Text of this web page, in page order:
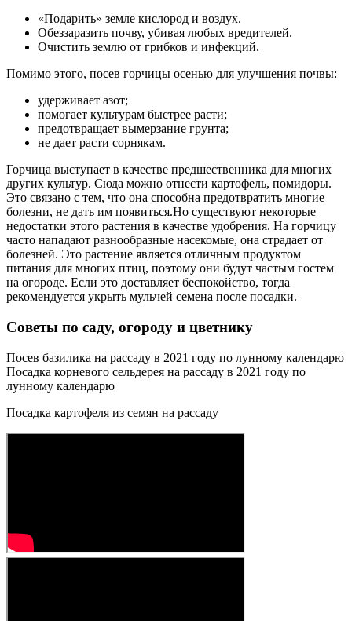
«Подарить» земле кислород и воздух.
Обеззаразить почву, убивая любых вредителей.
Очистить землю от грибков и инфекций.
Помимо этого, посев горчицы осенью для улучшения почвы:
удерживает азот;
помогает культурам быстрее расти;
предотвращает вымерзание грунта;
не дает расти сорнякам.
Горчица выступает в качестве предшественника для многих
других культур. Сюда можно отнести картофель, помидоры.
Это связано с тем, что она способна предотвратить многие
болезни, не дать им появиться.Но существуют некоторые
недостатки этого растения в качестве удобрения. На горчицу
часто нападают разнообразные насекомые, она страдает от
болезней. Это растение является отличным продуктом
питания для многих птиц, поэтому они будут частым гостем
на огороде. Если это доставляет беспокойство, тогда
рекомендуется укрыть мульчей семена после посадки.
Советы по саду, огороду и цветнику
Посев базилика на рассаду в 2021 году по лунному календарю
Посадка корневого сельдерея на рассаду в 2021 году по
лунному календарю
Посадка картофеля из семян на рассаду